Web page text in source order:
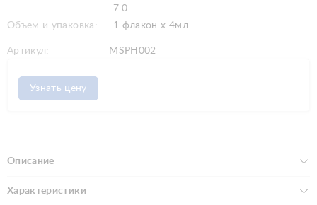
7.0
Объем и упаковка:
1 флакон x 4мл
Артикул: MSPH002
Узнать цену
Описание
Характеристики